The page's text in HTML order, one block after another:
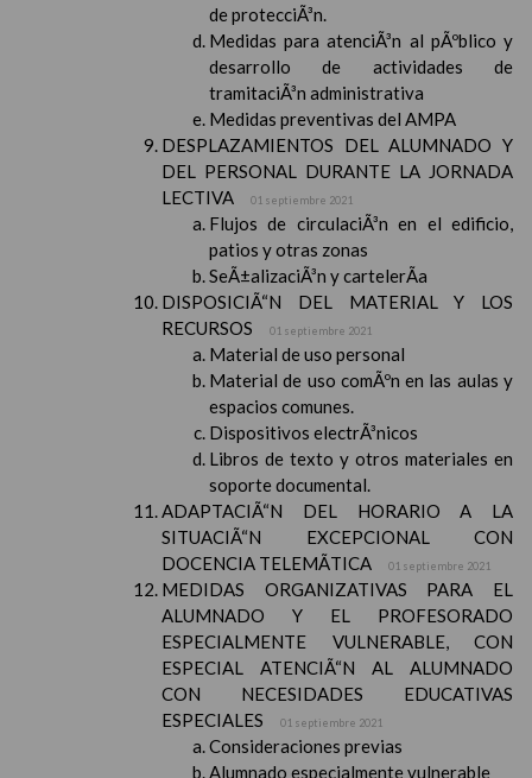
de protecciÃ³n.
Medidas para atenciÃ³n al pÃºblico y
desarrollo de actividades de
tramitaciÃ³n administrativa
Medidas preventivas del AMPA
DESPLAZAMIENTOS DEL ALUMNADO Y
DEL PERSONAL DURANTE LA JORNADA
LECTIVA
01 septiembre 2021
Flujos de circulaciÃ³n en el edificio,
patios y otras zonas
SeÃ±alizaciÃ³n y cartelerÃ­a
DISPOSICIÃ“N DEL MATERIAL Y LOS
RECURSOS
01 septiembre 2021
Material de uso personal
Material de uso comÃºn en las aulas y
espacios comunes.
Dispositivos electrÃ³nicos
Libros de texto y otros materiales en
soporte documental.
ADAPTACIÃ“N DEL HORARIO A LA
SITUACIÃ“N EXCEPCIONAL CON
DOCENCIA TELEMÃTICA
01 septiembre 2021
MEDIDAS ORGANIZATIVAS PARA EL
ALUMNADO Y EL PROFESORADO
ESPECIALMENTE VULNERABLE, CON
ESPECIAL ATENCIÃ“N AL ALUMNADO
CON NECESIDADES EDUCATIVAS
ESPECIALES
01 septiembre 2021
Consideraciones previas
Alumnado especialmente vulnerable